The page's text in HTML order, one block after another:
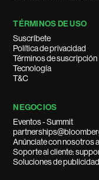
TÉRMINOS DE USO
Suscríbete
Política de privacidad
Términos de suscripción
Tecnología
T&C
NEGOCIOS
Eventos - Summit
Anúnciate con nosotros
Soporte al cliente:
Soluciones de publicidad